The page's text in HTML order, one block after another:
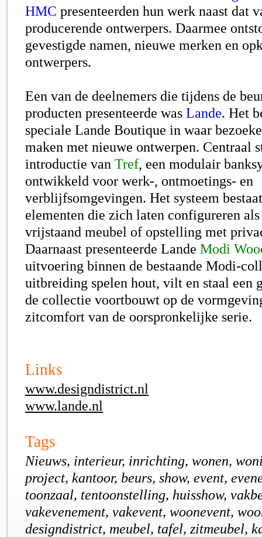
HMC presenteerden hun werk naast dat
producerende ontwerpers. Daarmee
gevestigde namen, nieuwe merken en
ontwerpers.
Een van de deelnemers die tijdens de
producten presenteerde was Lande. Het
speciale Lande Boutique in waar
maken met nieuwe ontwerpen. Centraal
introductie van Tref, een modulair
ontwikkeld voor werk-, ontmoetings- en
verblijfsomgevingen. Het systeem
elementen die zich laten configureren
vrijstaand meubel of opstelling met
Daarnaast presenteerde Lande Modi
uitvoering binnen de bestaande Modi-
uitbreiding spelen hout, vilt en staal een
de collectie voortbouwt op de
zitcomfort van de oorspronkelijke serie.
Links
www.designdistrict.nl
www.lande.nl
Tags
Nieuws, interieur, inrichting, wonen,
project, kantoor, beurs, show, event,
toonzaal, tentoonstelling, huisshow,
vakevenement, vakevent, woonevent,
designdistrict, meubel, tafel, zitmeubel,